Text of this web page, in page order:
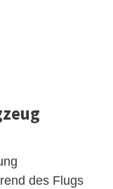
des Flugs